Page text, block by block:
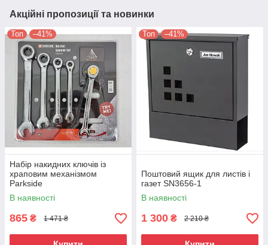
Акційні пропозиції та новинки
Топ –41%
Набір накидних ключів із
храповим механізмом
Parkside
В наявності
865 ₴ 1 471 ₴
Топ –41%
Поштовий ящик для листів і
газет SN3656-1
В наявності
1 300 ₴ 2 210 ₴